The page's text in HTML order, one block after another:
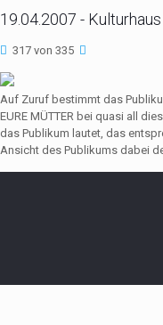
19.04.2007 -
317 von 335
Auf Zuruf bestimmt das
EURE MÜTTER bei quasi all
das Publikum lautet, das
Ansicht des Publikums dabei